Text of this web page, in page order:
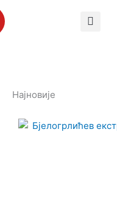
Најновије